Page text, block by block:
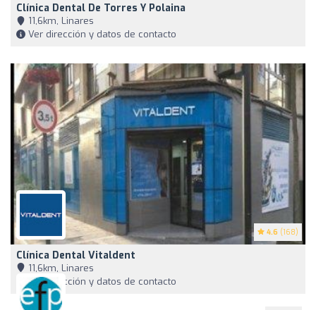
Clínica Dental De Torres Y Polaina
11,6km, Linares
Ver dirección y datos de contacto
4.6 (168)
Clínica Dental Vitaldent
11,6km, Linares
Ver dirección y datos de contacto